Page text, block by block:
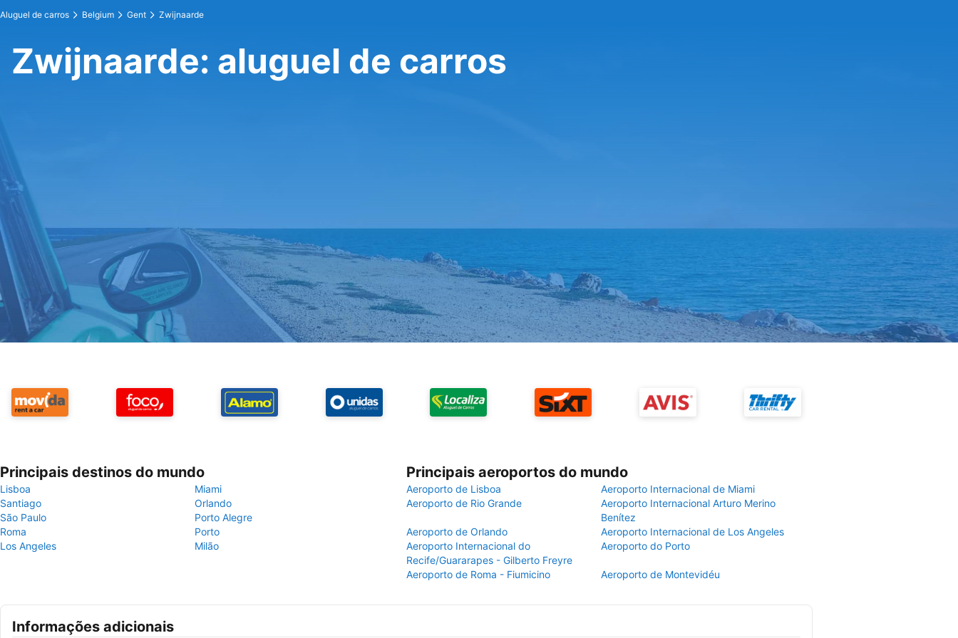
Aluguel de carros Belgium Gent Zwijnaarde
Zwijnaarde: aluguel de carros
Principais destinos do mundo
Lisboa
Miami
Santiago
Orlando
São Paulo
Porto Alegre
Roma
Porto
Los Angeles
Milão
Principais aeroportos do mundo
Aeroporto de Lisboa
Aeroporto Internacional de Miami
Aeroporto de Rio Grande
Aeroporto Internacional Arturo Merino
Benítez
Aeroporto de Orlando
Aeroporto Internacional de Los Angeles
Aeroporto Internacional do
Recife/Guararapes - Gilberto Freyre
Aeroporto do Porto
Aeroporto de Roma - Fiumicino Aeroporto de Montevidéu
Informações adicionais